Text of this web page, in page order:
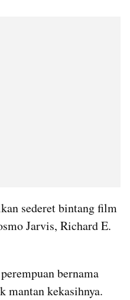
sederet bintang film
Jarvis, Richard E.
bernama
mantan kekasihnya.